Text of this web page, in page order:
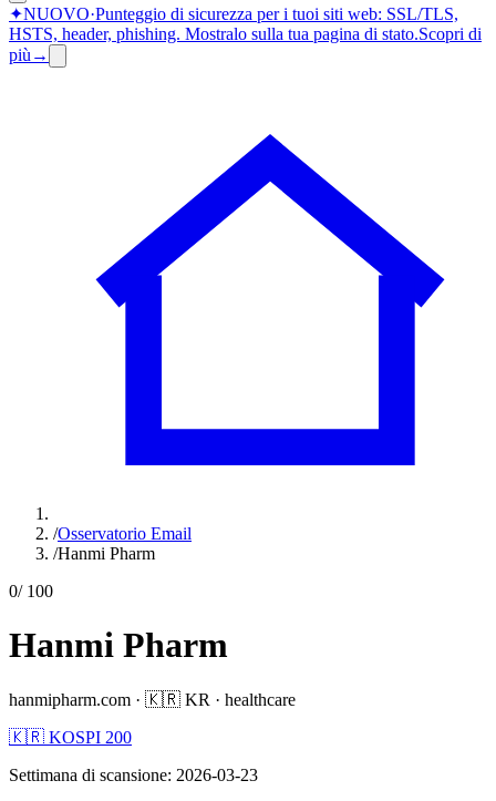
✦NUOVO·Punteggio di sicurezza per i tuoi siti web: SSL/TLS,
HSTS, header, phishing. Mostralo sulla tua pagina di stato.Scopri di
più →
/Osservatorio Email
/Hanmi Pharm
0/ 100
Hanmi Pharm
hanmipharm.com · 🇰🇷 KR · healthcare
🇰🇷 KOSPI 200
Settimana di scansione: 2026-03-23